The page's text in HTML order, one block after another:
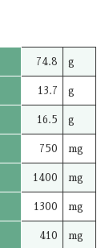
74.8 g
13.7 g
16.5 g
750 mg
1400 mg
1300 mg
410 mg